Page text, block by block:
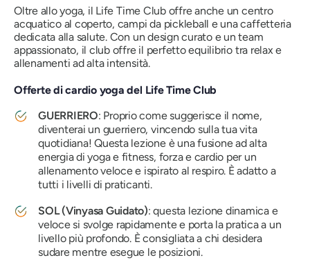
Oltre allo yoga, il Life Time Club offre anche un centro
acquatico al coperto, campi da pickleball e una caffetteria
dedicata alla salute. Con un design curato e un team
appassionato, il club offre il perfetto equilibrio tra relax e
allenamenti ad alta intensità.
Offerte di cardio yoga del Life Time Club
GUERRIERO: Proprio come suggerisce il nome,
diventerai un guerriero, vincendo sulla tua vita
quotidiana! Questa lezione è una fusione ad alta
energia di yoga e fitness, forza e cardio per un
allenamento veloce e ispirato al respiro. È adatto a
tutti i livelli di praticanti.
SOL (Vinyasa Guidato): questa lezione dinamica e
veloce si svolge rapidamente e porta la pratica a un
livello più profondo. È consigliata a chi desidera
sudare mentre esegue le posizioni.